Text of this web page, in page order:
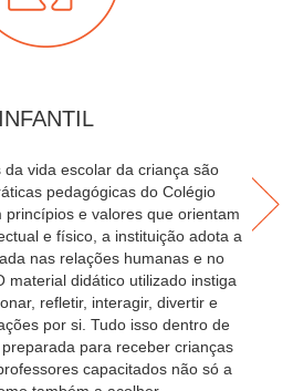
INFANTIL
vida escolar da criança são
pedagógicas do Colégio
princípios e valores que orientam
e físico, a instituição adota a
nas relações humanas e no
material didático utilizado instiga
refletir, interagir, divertir e
por si. Tudo isso dentro de
para receber crianças
capacitados não só a